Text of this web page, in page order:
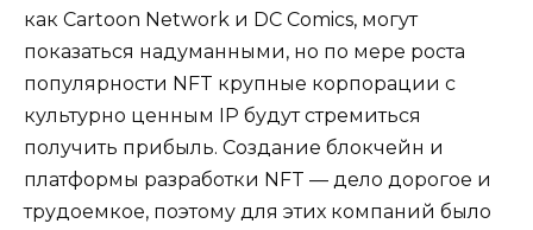
как Cartoon Network и DC Comics, могут
показаться надуманными, но по мере роста
популярности NFT крупные корпорации с
культурно ценным IP будут стремиться
получить прибыль. Создание блокчейн и
платформы разработки NFT — дело дорогое и
трудоемкое, поэтому для этих компаний было